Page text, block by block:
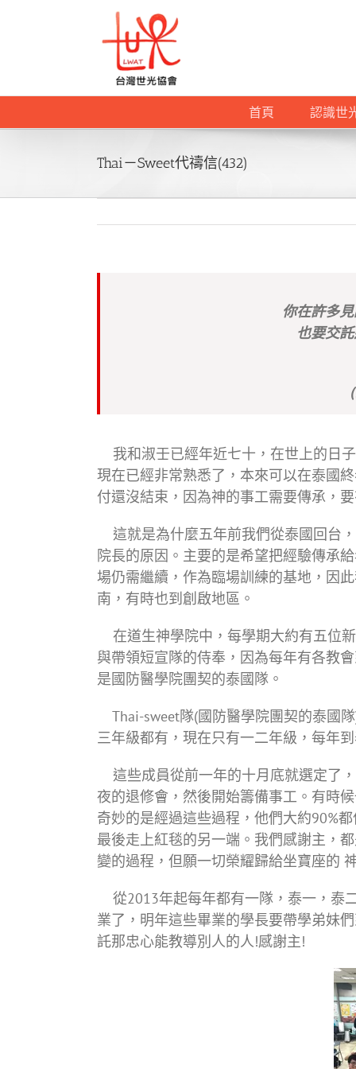
首頁 認識世
Thai－Sweet代禱信(432)
你在許多
也要交
我和淑壬已經年近七十，在世上的日
現在已經非常熟悉了，本來可以在泰國
付還沒結束，因為神的事工需要傳承，
這就是為什麼五年前我們從泰國回台
院長的原因。主要的是希望把經驗傳承
場仍需繼續，作為臨場訓練的基地，因
南，有時也到創啟地區。
在道生神學院中，每學期大約有五位
與帶領短宣隊的侍奉，因為每年有各教
是國防醫學院團契的泰國隊。
Thai-sweet隊(國防醫學院團契的泰國
三年級都有，現在只有一二年級，每年
這些成員從前一年的十月底就選定了
夜的退修會，然後開始籌備事工。有時
奇妙的是經過這些過程，他們大約90%
最後走上紅毯的另一端。我們感謝主，
變的過程，但願一切榮耀歸給坐寶座的
從2013年起每年都有一隊，泰一，泰
業了，明年這些畢業的學長要帶學弟妹
託那忠心能教導別人的人!感謝主!